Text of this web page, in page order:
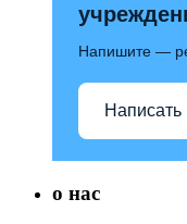
Напишите —
Написать
о нас